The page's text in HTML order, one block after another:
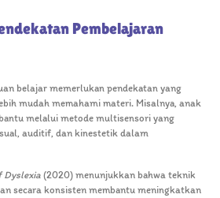
Pembelajaran
belajar memerlukan pendekatan yang
mudah memahami materi. Misalnya, anak
melalui metode multisensori yang
auditif, dan kinestetik dalam
Dyslexia (2020) menunjukkan bahwa teknik
secara konsisten membantu meningkatkan